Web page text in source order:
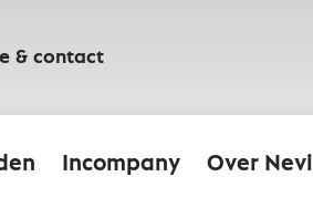
& contact
Incompany Over Nevi